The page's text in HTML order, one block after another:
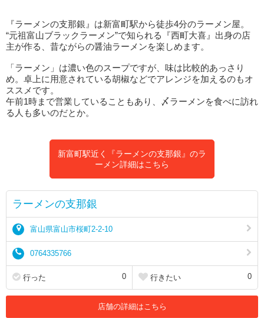
『ラーメンの支那銀』は新富町駅から徒歩4分のラーメン屋。
“元祖富山ブラックラーメン”で知られる『西町大喜』出身の店
主が作る、昔ながらの醤油ラーメンを楽しめます。
「ラーメン」は濃い色のスープですが、味は比較的あっさり
め。卓上に用意されている胡椒などでアレンジを加えるのもオ
ススメです。
午前1時まで営業していることもあり、〆ラーメンを食べに訪れ
る人も多いのだとか。
新富町駅近く『ラーメンの支那銀』のラ
ーメン詳細はこちら
ラーメンの支那銀
富山県富山市桜町2-2-10
0764335766
行った 0 行きたい 0
店舗の詳細はこちら